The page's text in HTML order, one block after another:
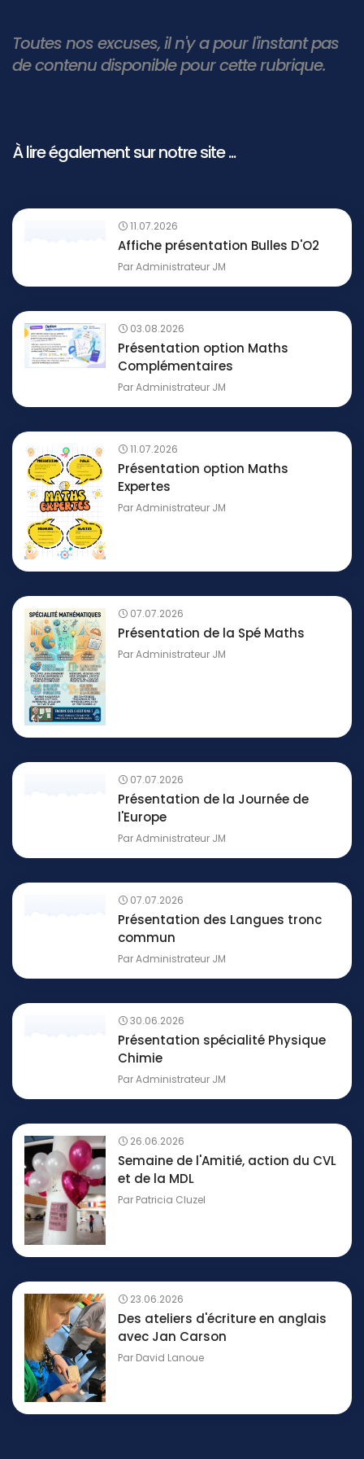
Toutes nos excuses, il n'y a pour l'instant pas
de contenu disponible pour cette rubrique.
À lire également sur notre site ...
11.07.2026
Affiche présentation Bulles D'O2
ParAdministrateur JM
03.08.2026
Présentation option Maths
Complémentaires
ParAdministrateur JM
11.07.2026
Présentation option Maths
Expertes
ParAdministrateur JM
07.07.2026
Présentation de la Spé Maths
ParAdministrateur JM
07.07.2026
Présentation de la Journée de
l'Europe
ParAdministrateur JM
07.07.2026
Présentation des Langues tronc
commun
ParAdministrateur JM
30.06.2026
Présentation spécialité Physique
Chimie
ParAdministrateur JM
26.06.2026
Semaine de l'Amitié, action du CVL
et de la MDL
Par Patricia Cluzel
23.06.2026
Des ateliers d'écriture en anglais
avec Jan Carson
Par David Lanoue